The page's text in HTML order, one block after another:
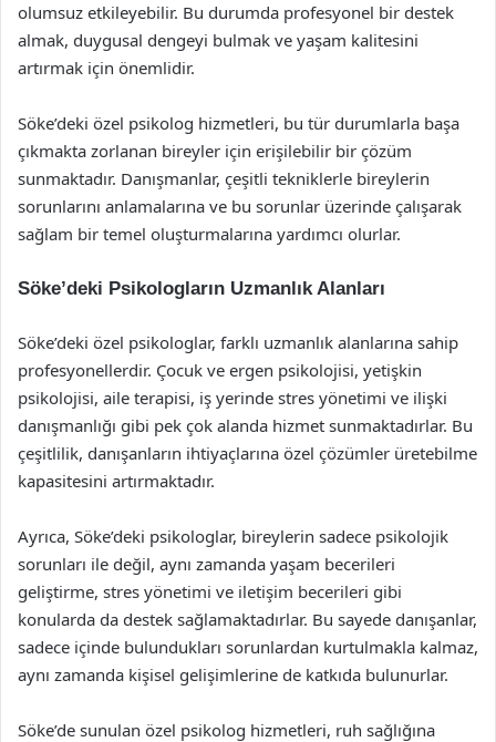
olumsuz etkileyebilir. Bu durumda profesyonel bir destek
almak, duygusal dengeyi bulmak ve yaşam kalitesini
artırmak için önemlidir.
Söke’deki özel psikolog hizmetleri, bu tür durumlarla başa
çıkmakta zorlanan bireyler için erişilebilir bir çözüm
sunmaktadır. Danışmanlar, çeşitli tekniklerle bireylerin
sorunlarını anlamalarına ve bu sorunlar üzerinde çalışarak
sağlam bir temel oluşturmalarına yardımcı olurlar.
Söke’deki Psikologların Uzmanlık Alanları
Söke’deki özel psikologlar, farklı uzmanlık alanlarına sahip
profesyonellerdir. Çocuk ve ergen psikolojisi, yetişkin
psikolojisi, aile terapisi, iş yerinde stres yönetimi ve ilişki
danışmanlığı gibi pek çok alanda hizmet sunmaktadırlar. Bu
çeşitlilik, danışanların ihtiyaçlarına özel çözümler üretebilme
kapasitesini artırmaktadır.
Ayrıca, Söke’deki psikologlar, bireylerin sadece psikolojik
sorunları ile değil, aynı zamanda yaşam becerileri
geliştirme, stres yönetimi ve iletişim becerileri gibi
konularda da destek sağlamaktadırlar. Bu sayede danışanlar,
sadece içinde bulundukları sorunlardan kurtulmakla kalmaz,
aynı zamanda kişisel gelişimlerine de katkıda bulunurlar.
Söke’de sunulan özel psikolog hizmetleri, ruh sağlığına